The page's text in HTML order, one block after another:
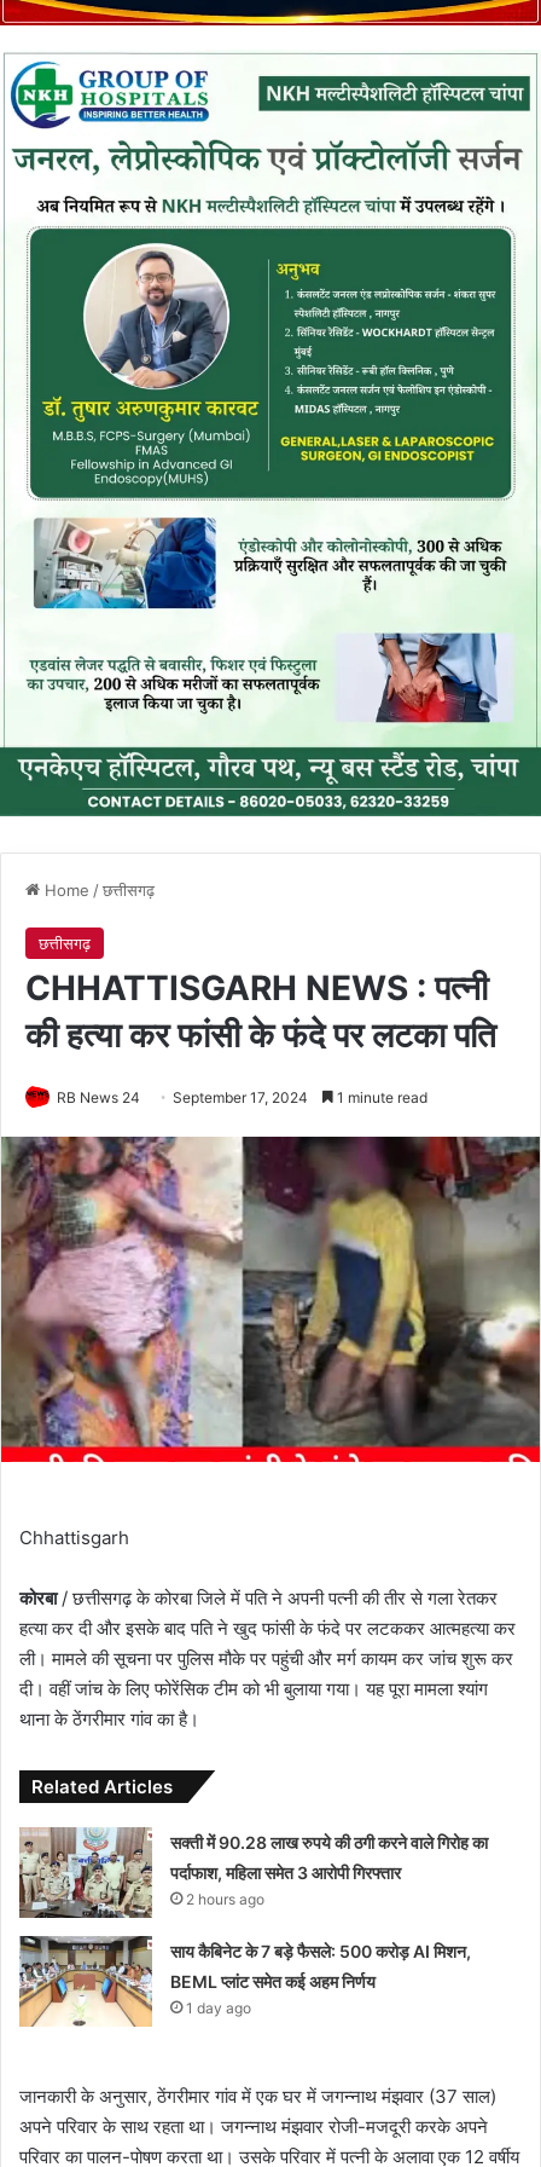
Home /छत्तीसगढ़
छत्तीसगढ़
CHHATTISGARH NEWS : पत्नी
की हत्या कर फांसी के फंदे पर लटका पति
RB News 24 September 17, 2024 1 minute read
Chhattisgarh
कोरबा/ छत्तीसगढ़ के कोरबा जिले में पति ने अपनी पत्नी की तीर से गला रेतकर
हत्या कर दी और इसके बाद पति ने खुद फांसी के फंदे पर लटककर आत्महत्या कर
ली। मामले की सूचना पर पुलिस मौके पर पहुंची और मर्ग कायम कर जांच शुरू कर
दी। वहीं जांच के लिए फोरेंसिक टीम को भी बुलाया गया। यह पूरा मामला श्यांग
थाना के ठेंगरीमार गांव का है।
Related Articles
सक्ती में 90.28 लाख रुपये की ठगी करने वाले गिरोह का
पर्दाफाश, महिला समेत 3 आरोपी गिरफ्तार
2 hours ago
साय कैबिनेट के 7 बड़े फैसले: 500 करोड़ AI मिशन,
BEML प्लांट समेत कई अहम निर्णय
1 day ago
जानकारी के अनुसार, ठेंगरीमार गांव में एक घर में जगन्नाथ मंझवार (37 साल)
अपने परिवार के साथ रहता था। जगन्नाथ मंझवार रोजी-मजदूरी करके अपने
परिवार का पालन-पोषण करता था। उसके परिवार में पत्नी के अलावा एक 12 वर्षीय